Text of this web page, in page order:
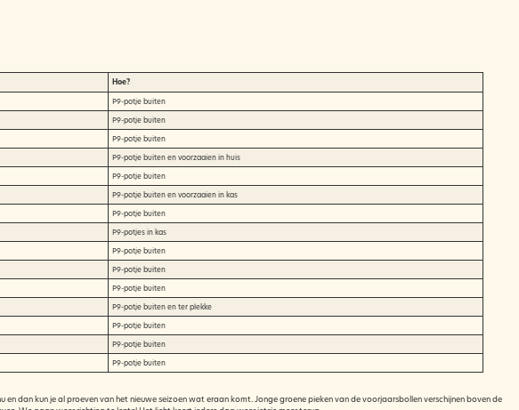
Hoe?
P9-potje buiten
P9-potje buiten
P9-potje buiten
P9-potje buiten en voorzaaien in huis
P9-potje buiten
P9-potje buiten en voorzaaien in kas
P9-potje buiten
P9-potjes in kas
P9-potje buiten
P9-potje buiten
P9-potje buiten
P9-potje buiten en ter plekke
P9-potje buiten
P9-potje buiten
P9-potje buiten
dan kun je al proeven van het nieuwe seizoen wat eraan komt. Jonge groene pieken van de voorjaarsbollen verschijnen boven de